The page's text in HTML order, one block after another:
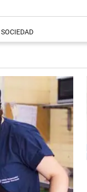
SOCIEDAD